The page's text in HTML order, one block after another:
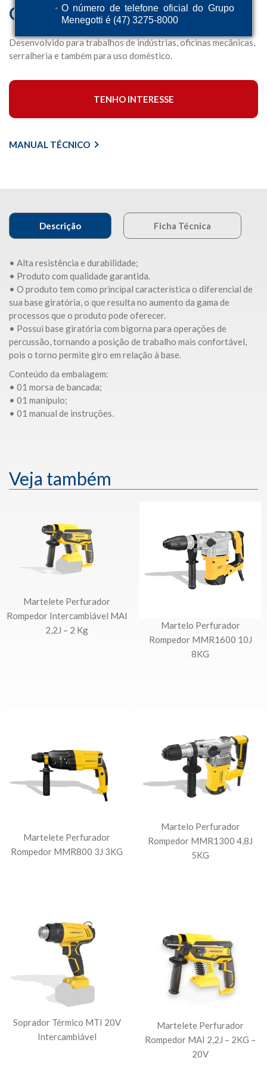
O número de telefone oficial do Grupo
Menegotti é (47) 3275-8000
Giratória
Desenvolvido para trabalhos de indústrias, oficinas mecânicas,
serralheria e também para uso doméstico.
TENHO INTERESSE
MANUAL TÉCNICO
Descrição Ficha Técnica
• Alta resistência e durabilidade;
• Produto com qualidade garantida.
• O produto tem como principal característica o diferencial de
sua base giratória, o que resulta no aumento da gama de
processos que o produto pode oferecer.
• Possui base giratória com bigorna para operações de
percussão, tornando a posição de trabalho mais confortável,
pois o torno permite giro em relação à base.
Conteúdo da embalagem:
• 01 morsa de bancada;
• 01 manípulo;
• 01 manual de instruções.
Veja também
Martelete Perfurador
Rompedor Intercambiável MAI
2,2J – 2 Kg
Martelo Perfurador
Rompedor MMR1600 10J
8KG
Martelete Perfurador
Rompedor MMR800 3J 3KG
Martelo Perfurador
Rompedor MMR1300 4,8J
5KG
Soprador Térmico MTI 20V
Intercambiável
Martelete Perfurador
Rompedor MAI 2,2J – 2KG –
20V